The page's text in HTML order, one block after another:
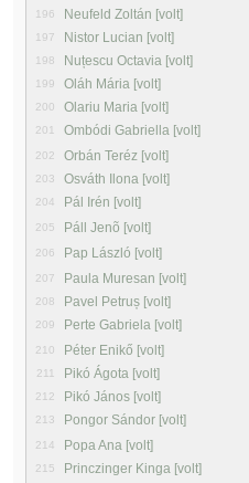
196 Neufeld Zoltán [volt]
197 Nistor Lucian [volt]
198 Nuțescu Octavia [volt]
199 Oláh Mária [volt]
200 Olariu Maria [volt]
201 Ombódi Gabriella [volt]
202 Orbán Teréz [volt]
203 Osváth Ilona [volt]
204 Pál Irén [volt]
205 Páll Jenõ [volt]
206 Pap László [volt]
207 Paula Muresan [volt]
208 Pavel Petruș [volt]
209 Perte Gabriela [volt]
210 Péter Enikő [volt]
211 Pikó Ágota [volt]
212 Pikó János [volt]
213 Pongor Sándor [volt]
214 Popa Ana [volt]
215 Princzinger Kinga [volt]